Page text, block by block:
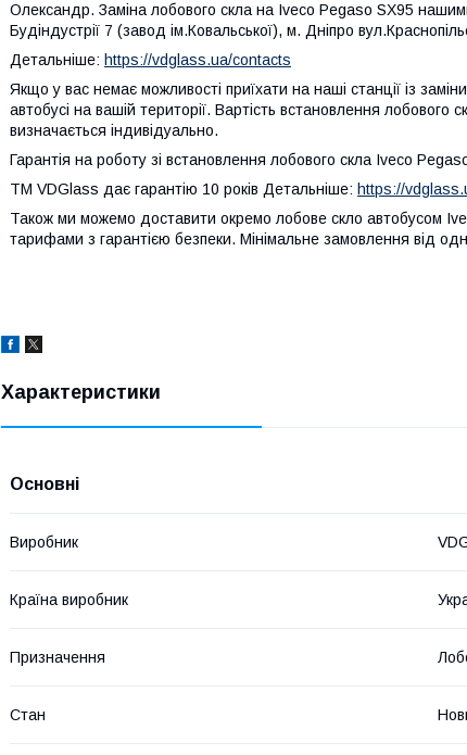
Олександр. Заміна лобового скла на Iveco Pegaso SX95 нашими
Будіндустрії 7 (завод ім.Ковальської), м. Дніпро
Детальніше: https://vdglass.ua/contacts
Якщо у вас немає можливості приїхати на наші станції із
автобусі на вашій території. Вартість встановлення лобового
визначається індивідуально.
Гарантія на роботу зі встановлення лобового скла Iveco
TM VDGlass дає гарантію 10 років Детальніше: https://
Також ми можемо доставити окремо лобове скло автобусом
тарифами з гарантією безпеки. Мінімальне замовлення від
Характеристики
Основні
Виробник
Країна виробник
Призначення
Стан